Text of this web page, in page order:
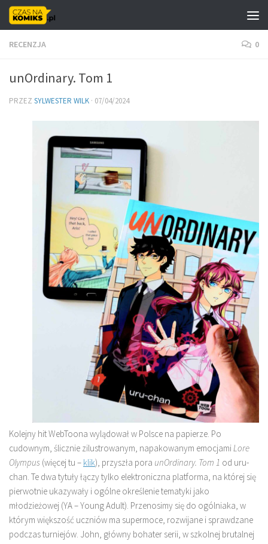
Skip to content
RECENZJA 0
unOrdinary. Tom 1
PRZEZ SYLWESTER WILK · 07/04/2024
Kolejny hit WebToona wylądował w Polsce na papierze. Po
cudownym, ślicznie zilustrowanym, napakowanym emocjamiLore
Olympus (więcej tu – klik), przyszła pora unOrdinary. Tom 1 od uru-
chan. Te dwa tytuły łączy tylko elektroniczna platforma, na której się
pierwotnie ukazywały i ogólne określenie tematyki jako
młodzieżowej (YA – Young Adult). Przenosimy się do ogólniaka, w
którym większość uczniów ma supermoce, rozwijane i sprawdzane
podczas turniejów. John, główny bohater serii, w szkolnej brutalnej